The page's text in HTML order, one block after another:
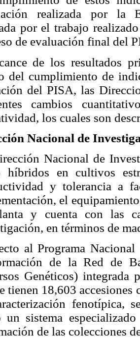
realizada por la
por el trabajo
de evaluación final del
de los resultados
del cumplimiento de
del PISA, las
cambios
los cuales son
Nacional de
Nacional de
híbridos en cultivos
y tolerancia a
el
y cuenta con las
en términos de
al Programa
de la Red de
Genéticos)
tienen 18,603 accesiones
fenotípica,
un sistema
de las colecciones